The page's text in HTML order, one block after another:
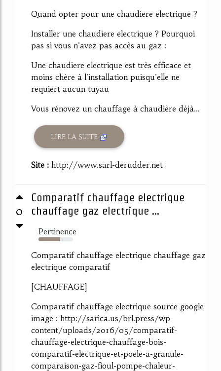
Quand opter pour une chaudiere electrique ?
Installer une chaudiere electrique ? Pourquoi
pas si vous n'avez pas accès au gaz :
Une chaudiere electrique est très efficace et
moins chère à l'installation puisqu'elle ne
requiert aucun tuyau
Vous rénovez un chauffage à chaudière déjà...
LIRE LA SUITE
Site : http://www.sarl-derudder.net
0
Comparatif chauffage electrique
chauffage gaz electrique ...
Pertinence
63%
Comparatif chauffage electrique chauffage gaz
electrique comparatif
[CHAUFFAGE]
Comparatif chauffage electrique source google
image : http://sarica.us/brl.press/wp-
content/uploads/2016/05/comparatif-
chauffage-electrique-chauffage-bois-
comparatif-electrique-et-poele-a-granule-
comparaison-gaz-fioul-pompe-chaleur-